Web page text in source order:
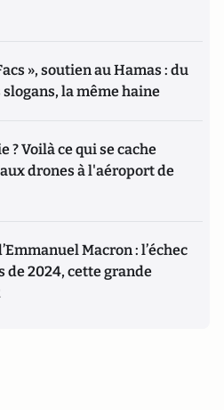
», soutien au Hamas : du
slogans, la même haine
? Voilà ce qui se cache
drones à l'aéroport de
Macron : l’échec
de 2024, cette grande